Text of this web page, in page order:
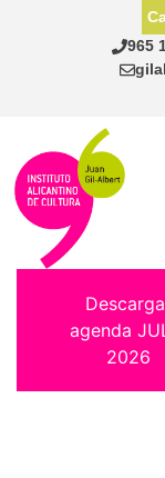
965
agenda
2026